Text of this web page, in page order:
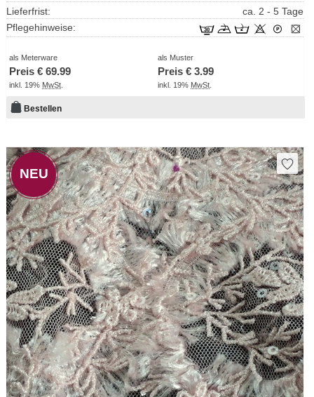
Lieferfrist:
ca. 2 - 5 Tage
Pflegehinweise:
als Meterware
Preis € 69.99
inkl. 19% MwSt
als Muster
Preis €3.99
inkl. 19% MwSt
Bestellen
NEU